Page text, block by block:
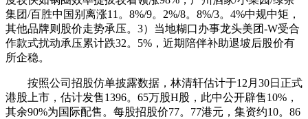
集团/百胜中国别离涨11。8%/9。2%/8。8%/3。4%中规中矩，
其他品牌则股价走势承压。3）当地糊口办事龙头美团-W受合
作款式扰动承压累计跌32。5%，近期陪伴补助退坡后股价有
所企稳。
按照公司招股仿单披露数据，林清轩估计于12月30日正式
港股上市，估计发售1396。65万股H股，此中公开辟售10%，
其余90%为国际配售。每股招股价77。77港元，集资约10。86